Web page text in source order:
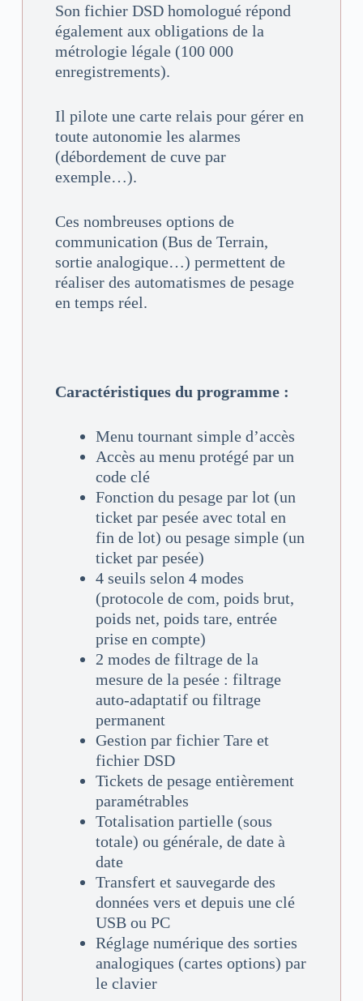
Son fichier DSD homologué répond
également aux obligations de la
métrologie légale (100 000
enregistrements).
Il pilote une carte relais pour gérer en
toute autonomie les alarmes
(débordement de cuve par
exemple…).
Ces nombreuses options de
communication (Bus de Terrain,
sortie analogique…) permettent de
réaliser des automatismes de pesage
en temps réel.
Caractéristiques du programme :
Menu tournant simple d’accès
Accès au menu protégé par un
code clé
Fonction du pesage par lot (un
ticket par pesée avec total en
fin de lot) ou pesage simple (un
ticket par pesée)
4 seuils selon 4 modes
(protocole de com, poids brut,
poids net, poids tare, entrée
prise en compte)
2 modes de filtrage de la
mesure de la pesée : filtrage
auto-adaptatif ou filtrage
permanent
Gestion par fichier Tare et
fichier DSD
Tickets de pesage entièrement
paramétrables
Totalisation partielle (sous
totale) ou générale, de date à
date
Transfert et sauvegarde des
données vers et depuis une clé
USB ou PC
Réglage numérique des sorties
analogiques (cartes options) par
le clavier